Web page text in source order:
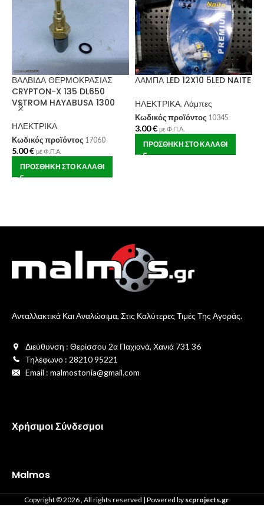
ΒΑΛΒΙΔΑ ΘΕΡΜΟΚΡΑΣΙΑΣ
CRYPTON-X 135 DL650
VSTROM HAYABUSA 1300
ΗΛΕΚΤΡΙΚΑ
Κωδικός προϊόντος 17060
5.00€ με Φ.Π.Α.
ΠΡΟΣΘΉΚΗ ΣΤΟ ΚΑΛΆΘΙ
ΛΑΜΠΑ LED 12X10 5LED NAITE
ΗΛΕΚΤΡΙΚΑ, Λάμπες
Κωδικός προϊόντος 10345
3.00€ με Φ.Π.Α.
ΠΡΟΣΘΉΚΗ ΣΤΟ ΚΑΛΆΘΙ
Ανταλλακτικά Και Αναλώσιμα, Στις Καλύτερες Τιμές Της Αγοράς.
Διεύθυνση : Θερίσσου 2α Παχιανά, Χανιά 731 36
Τηλέφωνο : 28210 95221
Email : malmostonia@gmail.com
Χρήσιμοι Σύνδεσμοι
Malmos
Copyright ©2026, All rights reserved | Powered by scprojects.gr